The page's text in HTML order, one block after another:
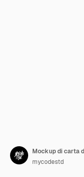
Mockup di carta
mycodestd